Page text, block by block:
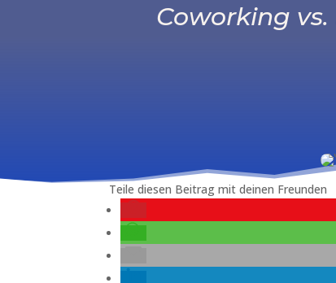
Coworking
Teile diesen Beitrag mit deinen Freunden